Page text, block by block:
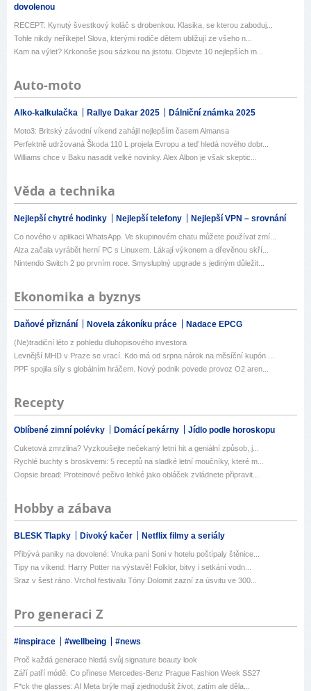
dovolenou
RECEPT: Kynutý švestkový koláč s drobenkou. Klasika, se kterou zaboduj...
Tohle nikdy neříkejte! Slova, kterými rodiče dětem ubližují ze všeho n...
Kam na výlet? Krkonoše jsou sázkou na jistotu. Objevte 10 nejlepších m...
Auto-moto
Alko-kalkulačka Rallye Dakar 2025 Dálniční známka 2025
Moto3: Britský závodní víkend zahájil nejlepším časem Almansa
Perfektně udržovaná Škoda 110 L projela Evropu a teď hledá nového dobr...
Williams chce v Baku nasadit velké novinky. Alex Albon je však skeptic...
Věda a technika
Nejlepší chytré hodinky Nejlepší telefony Nejlepší VPN – srovnání
Co nového v aplikaci WhatsApp. Ve skupinovém chatu můžete používat zmí...
Alza začala vyrábět herní PC s Linuxem. Lákají výkonem a dřevěnou skří...
Nintendo Switch 2 po prvním roce. Smysluplný upgrade s jediným důležit...
Ekonomika a byznys
Daňové přiznání Novela zákoníku práce Nadace EPCG
(Ne)tradiční léto z pohledu dluhopisového investora
Levnější MHD v Praze se vrací. Kdo má od srpna nárok na měsíční kupón ...
PPF spojila síly s globálním hráčem. Nový podnik povede provoz O2 aren...
Recepty
Oblíbené zimní polévky Domácí pekárny Jídlo podle horoskopu
Cuketová zmrzlina? Vyzkoušejte nečekaný letní hit a geniální způsob, j...
Rychlé buchty s broskvemi: 5 receptů na sladké letní moučníky, které m...
Oopsie bread: Proteinové pečivo lehké jako obláček zvládnete připravit...
Hobby a zábava
BLESK Tlapky Divoký kačer Netflix filmy a seriály
Přibývá paniky na dovolené: Vnuka paní Soni v hotelu poštípaly štěnice...
Tipy na víkend: Harry Potter na výstavě! Folklor, bitvy i setkání vodn...
Sraz v šest ráno. Vrchol festivalu Tóny Dolomit zazní za úsvitu ve 300...
Pro generaci Z
#inspirace #wellbeing #news
Proč každá generace hledá svůj signature beauty look
Září patří módě: Co přinese Mercedes-Benz Prague Fashion Week SS27
F*ck the glasses: AI Meta brýle mají zjednodušit život, zatím ale děla...